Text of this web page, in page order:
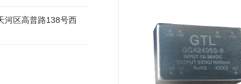
河区高普路138号西